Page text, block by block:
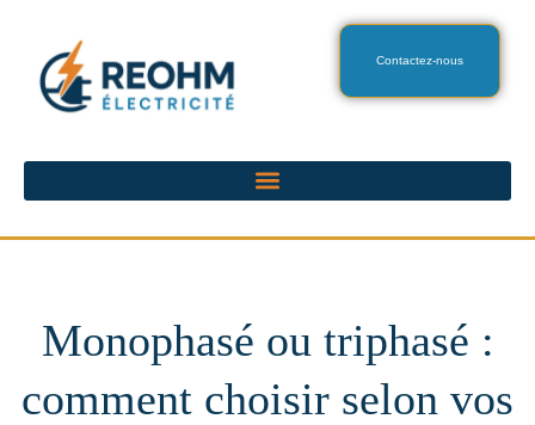
Contactez-nous
Monophasé ou triphasé :
comment choisir selon vos